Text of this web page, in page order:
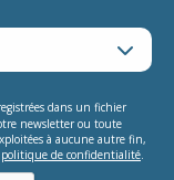
dans un fichier
newsletter ou toute
à aucune autre fin,
politique de confidentialité